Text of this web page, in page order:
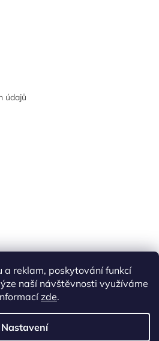
a reklam, poskytování funkcí
naší návštěvnosti využíváme
zde.
Nastavení
údajů